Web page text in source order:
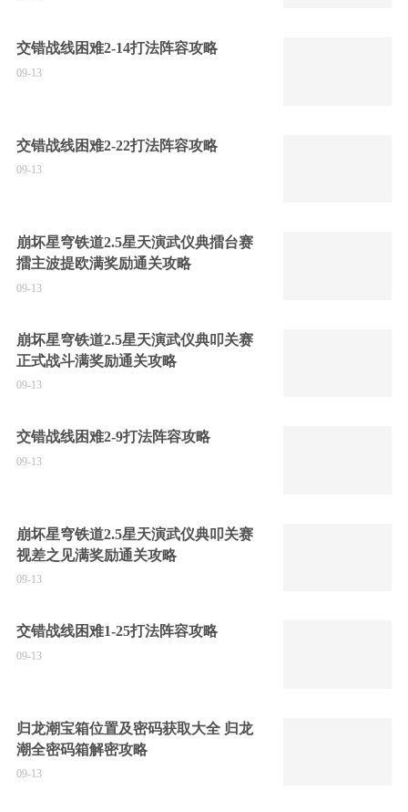
交错战线困难2-14打法阵容攻略
09-13
交错战线困难2-22打法阵容攻略
09-13
崩坏星穹铁道2.5星天演武仪典擂台赛
擂主波提欧满奖励通关攻略
09-13
崩坏星穹铁道2.5星天演武仪典叩关赛
正式战斗满奖励通关攻略
09-13
交错战线困难2-9打法阵容攻略
09-13
崩坏星穹铁道2.5星天演武仪典叩关赛
视差之见满奖励通关攻略
09-13
交错战线困难1-25打法阵容攻略
09-13
归龙潮宝箱位置及密码获取大全 归龙
潮全密码箱解密攻略
09-13